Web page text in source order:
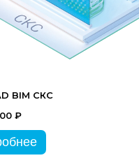
BIM СКС
₽